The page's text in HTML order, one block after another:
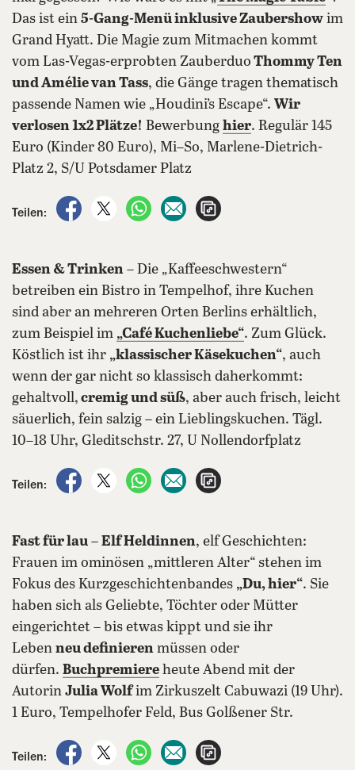
Das ist ein 5-Gang-Menü inklusive Zaubershow im
Grand Hyatt. Die Magie zum Mitmachen kommt
vom Las-Vegas-erprobten Zauberduo Thommy Ten
und Amélie van Tass, die Gänge tragen thematisch
passende Namen wie „Houdini’s Escape“. Wir
verlosen 1x2 Plätze! Bewerbung hier. Regulär 145
Euro (Kinder 80 Euro), Mi–So, Marlene-Dietrich-
Platz 2, S/U Potsdamer Platz
Teilen:
auf Facebook teilen
auf X teilenper WhatsApp teilen
per E-Mail teilen
Essen & Trinken – Die „Kaffeeschwestern“
betreiben ein Bistro in Tempelhof, ihre Kuchen
sind aber an mehreren Orten Berlins erhältlich,
zum Beispiel im „Café Kuchenliebe“. Zum Glück.
Köstlich ist ihr „klassischer Käsekuchen“, auch
wenn der gar nicht so klassisch daherkommt:
gehaltvoll, cremig und süß, aber auch frisch, leicht
säuerlich, fein salzig – ein Lieblingskuchen. Tägl.
10–18 Uhr, Gleditschstr. 27, U Nollendorfplatz
Teilen:
auf Facebook teilen
auf X teilenper WhatsApp teilen
per E-Mail teilen
Fast für lau – Elf Heldinnen, elf Geschichten:
Frauen im ominösen „mittleren Alter“ stehen im
Fokus des Kurzgeschichtenbandes „Du, hier“. Sie
haben sich als Geliebte, Töchter oder Mütter
eingerichtet – bis etwas kippt und sie ihr
Leben neu definieren müssen oder
dürfen. Buchpremiere heute Abend mit der
Autorin Julia Wolfim Zirkuszelt Cabuwazi (19 Uhr).
1 Euro, Tempelhofer Feld, Bus Golßener Str.
Teilen:
auf Facebook teilen
auf X teilenper WhatsApp teilen
per E-Mail teilen